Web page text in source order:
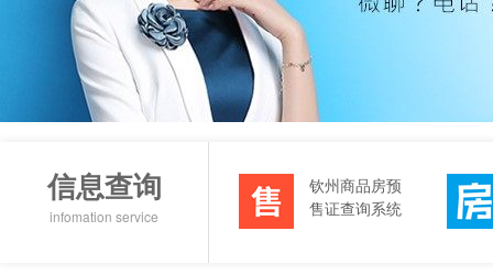
信息查询
infomation service
钦州商品房预
售证查询系统